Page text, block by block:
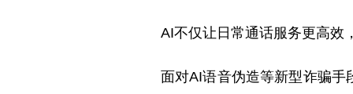
AI不仅让日常通话服务更高效
面对AI语音伪造等新型诈骗